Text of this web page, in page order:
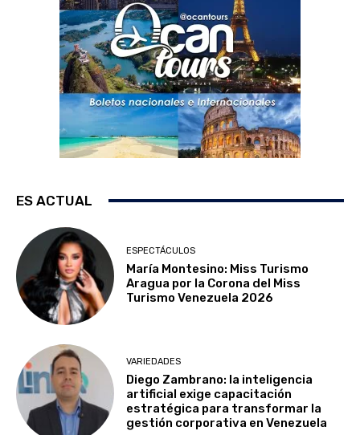
ES ACTUAL
ESPECTÁCULOS
María Montesino: Miss Turismo
Aragua por la Corona del Miss
Turismo Venezuela 2026
VARIEDADES
Diego Zambrano: la inteligencia
artificial exige capacitación
estratégica para transformar la
gestión corporativa en Venezuela